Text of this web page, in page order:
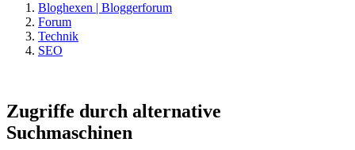
Bloghexen | Bloggerforum
Forum
Technik
SEO
Zugriffe durch alternative
Suchmaschinen